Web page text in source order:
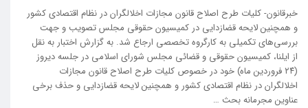
خبرقانون- کلیات طرح اصلاح قانون مجازات اخلالگران در نظام اقتصادی کشور
و همچنین لایحه قضازدایی در کمیسیون حقوقی مجلس تصویب و جهت
بررسی‌های تکمیلی به کارگروه تخصصی ارجاع شد. به گزارش اختبار به نقل
از ایلنا، کمیسیون حقوقی و قضائی مجلس شورای اسلامی در جلسه دیروز
(۲۴ فروردین ماه) خود در خصوص کلیات طرح اصلاح قانون مجازات
اخلالگران در نظام اقتصادی کشور و همچنین لایحه قضازدایی و حذف برخی
عناوین مجرمانه بحث …